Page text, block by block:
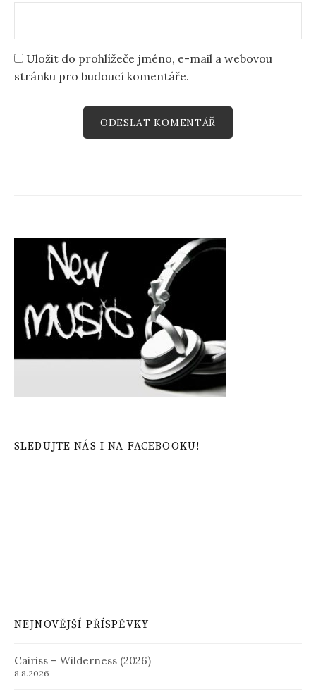
Uložit do prohlížeče jméno, e-mail a webovou
stránku pro budoucí komentáře.
SLEDUJTE NÁS I NA FACEBOOKU!
NEJNOVĚJŠÍ PŘÍSPĚVKY
Cairiss – Wilderness (2026)
8.8.2026